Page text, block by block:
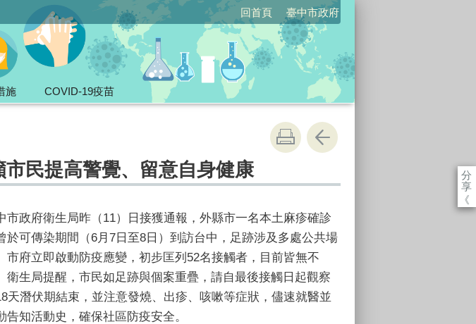
回首頁 臺中市政府
施
COVID-19疫苗
分
享
《
民提高警覺、留意自身健康
市政府衛生局昨（11）日接獲通報，外縣市一名本土麻疹確診
於可傳染期間（6月 7 日至8 日）到訪台中，足跡涉及多處公共場
市府立即啟動防疫應變，初步匡列 52名接觸者，目前皆無不
衛生局提醒，市民如足跡與個案重疊，請自最後接觸日起觀察
天潛伏期結束，並注意發燒、出疹、咳嗽等症狀，儘速就醫並
告知活動史，確保社區防疫安全。